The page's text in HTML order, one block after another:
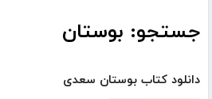
جستجو: بوستان
دانلود کتاب بوستان سعدی